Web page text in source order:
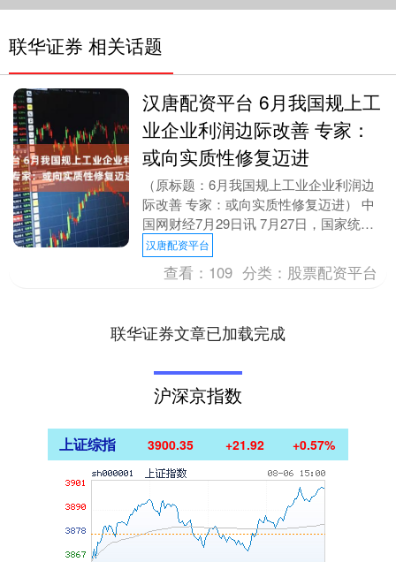
联华证券 相关话题
汉唐配资平台 6月我国规上工
业企业利润边际改善 专家：
或向实质性修复迈进
（原标题：6月我国规上工业企业利润边
际改善 专家：或向实质性修复迈进） 中
国网财经7月29日讯 7月27日，国家统计
局发布数据显示，6月份，营业收入保持
增长，企....
汉唐配资平台
查看： 109 分类： 股票配资平台
联华证券文章已加载完成
沪深京指数
上证综指 3900.35 +21.92 +0.57%